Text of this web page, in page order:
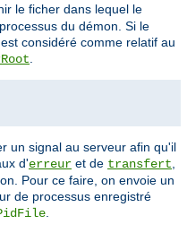
le ficher dans lequel le
du démon. Si le
considéré comme relatif au
un signal au serveur afin qu'il
d'erreur et de transfert
Pour ce faire, on envoie un
de processus enregistré